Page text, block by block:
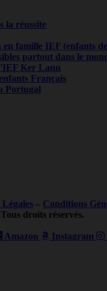
la réussite
famille IEF (enfants
partout dans le
Ker Lann
Français
Portugal
– Conditions
droits réservés.
Amazon Instagram